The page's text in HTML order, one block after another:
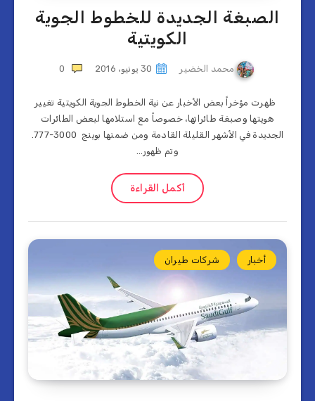
الصبغة الجديدة للخطوط الجوية
الكويتية
محمد الخضير 30 يونيو، 2016 0
ظهرت مؤخراً بعض الأخبار عن نية الخطوط الجوية الكويتية تغيير
هويتها وصبغة طائراتها، خصوصاً مع استلامها لبعض الطائرات
الجديدة في الأشهر القليلة القادمة ومن ضمنها بوينج 3000-777.
وتم ظهور…
أكمل القراءة
أخبار شركات طيران